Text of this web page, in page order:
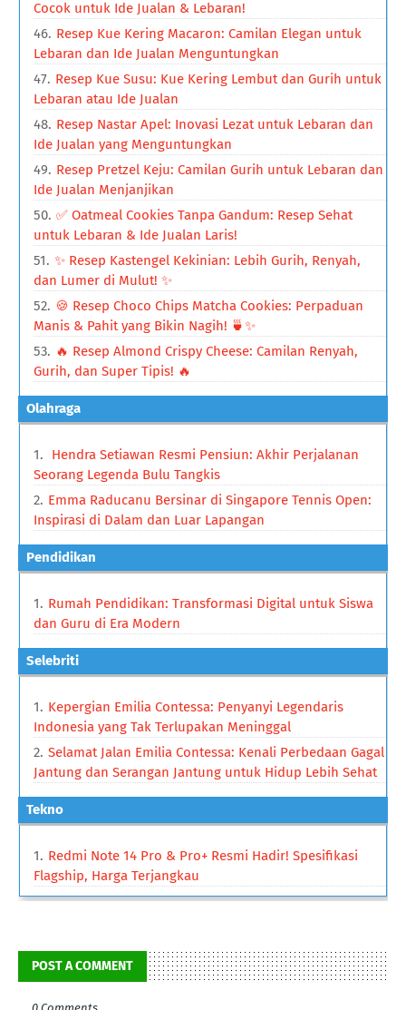
Cocok untuk Ide Jualan & Lebaran!
Resep Kue Kering Macaron: Camilan Elegan untuk
Lebaran dan Ide Jualan Menguntungkan
Resep Kue Susu: Kue Kering Lembut dan Gurih untuk
Lebaran atau Ide Jualan
Resep Nastar Apel: Inovasi Lezat untuk Lebaran dan
Ide Jualan yang Menguntungkan
Resep Pretzel Keju: Camilan Gurih untuk Lebaran dan
Ide Jualan Menjanjikan
✅ Oatmeal Cookies Tanpa Gandum: Resep Sehat
untuk Lebaran & Ide Jualan Laris!
✨ Resep Kastengel Kekinian: Lebih Gurih, Renyah,
dan Lumer di Mulut! ✨
🍪 Resep Choco Chips Matcha Cookies: Perpaduan
Manis & Pahit yang Bikin Nagih! 🍵✨
🔥 Resep Almond Crispy Cheese: Camilan Renyah,
Gurih, dan Super Tipis! 🔥
Olahraga
Hendra Setiawan Resmi Pensiun: Akhir Perjalanan
Seorang Legenda Bulu Tangkis
Emma Raducanu Bersinar di Singapore Tennis Open:
Inspirasi di Dalam dan Luar Lapangan
Pendidikan
Rumah Pendidikan: Transformasi Digital untuk Siswa
dan Guru di Era Modern
Selebriti
Kepergian Emilia Contessa: Penyanyi Legendaris
Indonesia yang Tak Terlupakan Meninggal
Selamat Jalan Emilia Contessa: Kenali Perbedaan Gagal
Jantung dan Serangan Jantung untuk Hidup Lebih Sehat
Tekno
Redmi Note 14 Pro & Pro+ Resmi Hadir! Spesifikasi
Flagship, Harga Terjangkau
POST A COMMENT